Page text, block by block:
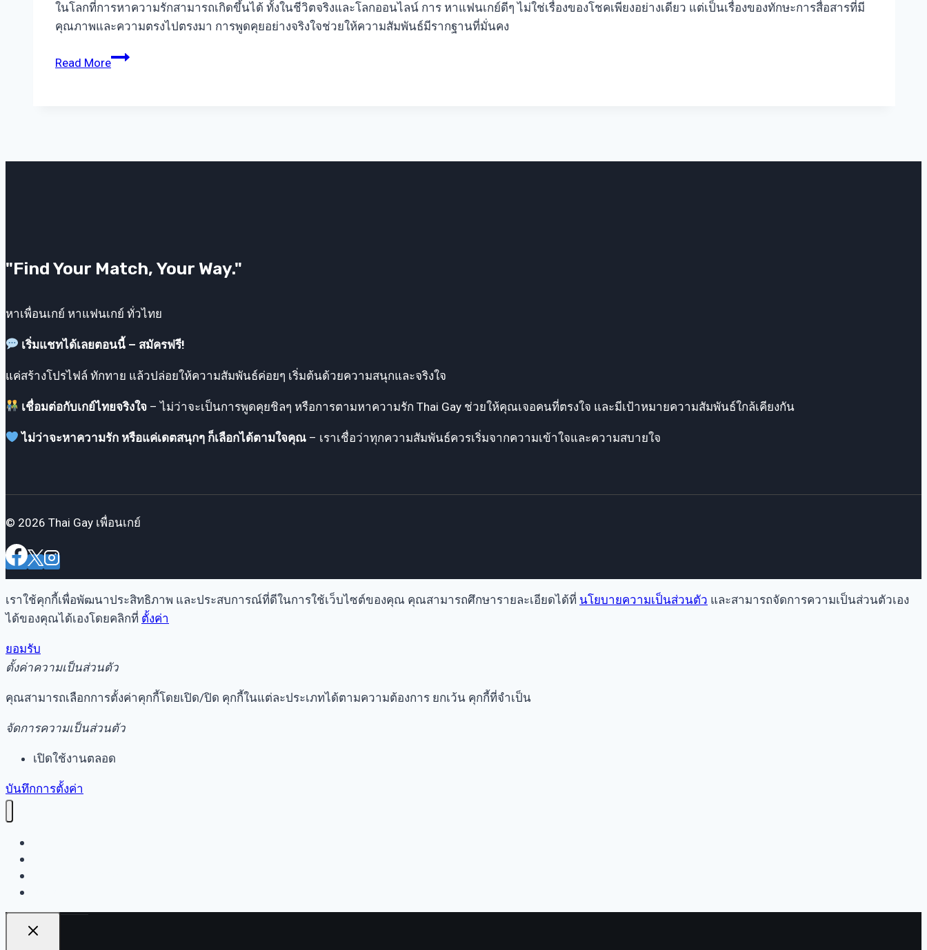
ในโลกที่การหาความรักสามารถเกิดขึ้นได้ ทั้งในชีวิตจริงและโลกออนไลน์ การ หาแฟนเกย์ดีๆ ไม่ใช่เรื่องของโชคเพียงอย่างเดียว แต่เป็นเรื่องของทักษะการสื่อสารที่มี
คุณภาพและความตรงไปตรงมา การพูดคุยอย่างจริงใจช่วยให้ความสัมพันธ์มีรากฐานที่มั่นคง
Read Moreหา
ตรง
"Find Your Match, Your Way."
หาเพื่อนเกย์ หาแฟนเกย์ ทั่วไทย
เริ่มแชทได้เลยตอนนี้ – สมัครฟรี!
แค่สร้างโปรไฟล์ ทักทาย แล้วปล่อยให้ความสัมพันธ์ค่อยๆ เริ่มต้นด้วยความสนุกและจริงใจ
เชื่อมต่อกับเกย์ไทยจริงใจ – ไม่ว่าจะเป็นการพูดคุยชิลๆ หรือการตามหาความรัก Thai Gay ช่วยให้คุณเจอคนที่ตรงใจ และมีเป้าหมายความสัมพันธ์ใกล้เคียงกัน
ไม่ว่าจะหาความรัก หรือแค่เดตสนุกๆ ก็เลือกได้ตามใจคุณ – เราเชื่อว่าทุกความสัมพันธ์ควรเริ่มจากความเข้าใจและความสบายใจ
© 2026 Thai Gay เพื่อนเกย์
เราใช้คุกกี้เพื่อพัฒนาประสิทธิภาพ และประสบการณ์ที่ดีในการใช้เว็บไซต์ของคุณ คุณสามารถศึกษารายละเอียดได้ที่ นโยบายความเป็นส่วนตัว และสามารถจัดการความเป็นส่วนตัวเอง
ได้ของคุณได้เองโดยคลิกที่ ตั้งค่า
ยอมรับ
ตั้งค่าความเป็นส่วนตัว
คุณสามารถเลือกการตั้งค่าคุกกี้โดยเปิด/ปิด คุกกี้ในแต่ละประเภทได้ตามความต้องการ ยกเว้น คุกกี้ที่จำเป็น
จัดการความเป็นส่วนตัว
เปิดใช้งานตลอด
บันทึกการตั้งค่า